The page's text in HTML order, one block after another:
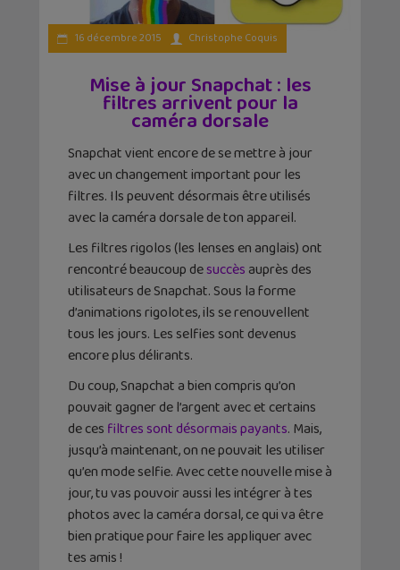
16 décembre 2015 Christophe Coquis
Mise à jour Snapchat : les
filtres arrivent pour la
caméra dorsale
Snapchat vient encore de se mettre à jour
avec un changement important pour les
filtres. Ils peuvent désormais être utilisés
avec la caméra dorsale de ton appareil.
Les filtres rigolos (les lenses en anglais) ont
rencontré beaucoup desuccès auprès des
utilisateurs de Snapchat. Sous la forme
d’animations rigolotes, ils se renouvellent
tous les jours. Les selfies sont devenus
encore plus délirants.
Du coup, Snapchat a bien compris qu’on
pouvait gagner de l’argent avec et certains
de ces filtres sont désormais payants. Mais,
jusqu’à maintenant, on ne pouvait les utiliser
qu’en mode selfie. Avec cette nouvelle mise à
jour, tu vas pouvoir aussi les intégrer à tes
photos avec la caméra dorsal, ce qui va être
bien pratique pour faire les appliquer avec
tes amis !